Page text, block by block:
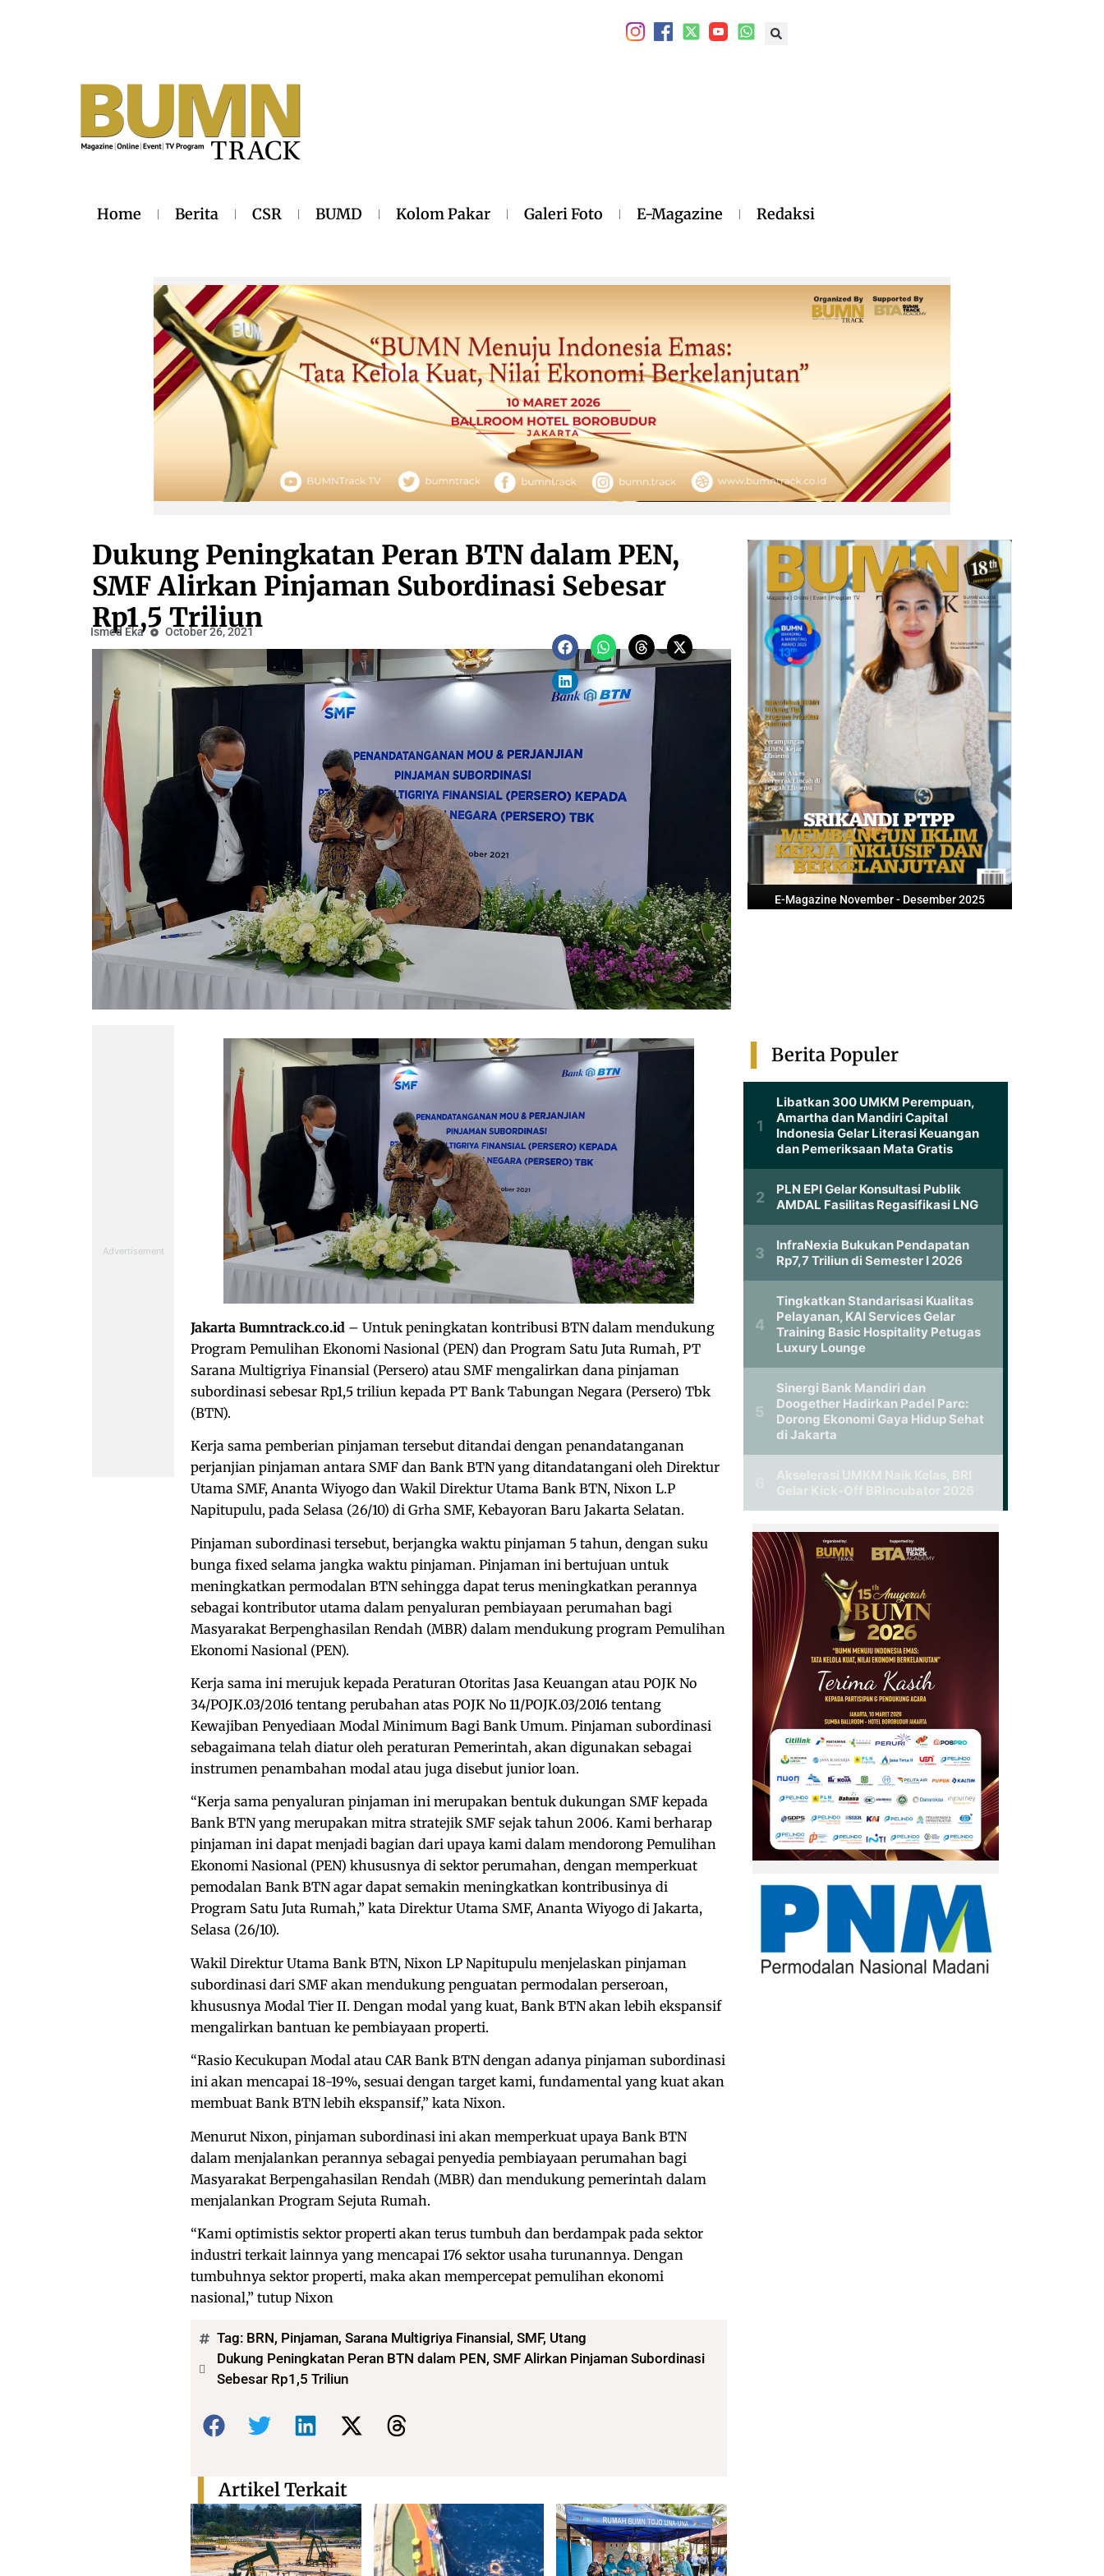
Home Berita CSR BUMD Kolom Pakar Galeri Foto E-Magazine Redaksi
Dukung Peningkatan Peran BTN dalam PEN,
SMF Alirkan Pinjaman Subordinasi Sebesar
Rp1,5 Triliun
Ismed Eka October 26, 2021
E-Magazine November - Desember 2025
Jakarta Bumntrack.co.id – Untuk peningkatan kontribusi BTN dalam mendukung
Program Pemulihan Ekonomi Nasional (PEN) dan Program Satu Juta Rumah, PT
Sarana Multigriya Finansial (Persero) atau SMF mengalirkan dana pinjaman
subordinasi sebesar Rp1,5 triliun kepada PT Bank Tabungan Negara (Persero) Tbk
(BTN).
Kerja sama pemberian pinjaman tersebut ditandai dengan penandatanganan
perjanjian pinjaman antara SMF dan Bank BTN yang ditandatangani oleh Direktur
Utama SMF, Ananta Wiyogo dan Wakil Direktur Utama Bank BTN, Nixon L.P
Napitupulu, pada Selasa (26/10) di Grha SMF, Kebayoran Baru Jakarta Selatan.
Pinjaman subordinasi tersebut, berjangka waktu pinjaman 5 tahun, dengan suku
bunga fixed selama jangka waktu pinjaman. Pinjaman ini bertujuan untuk
meningkatkan permodalan BTN sehingga dapat terus meningkatkan perannya
sebagai kontributor utama dalam penyaluran pembiayaan perumahan bagi
Masyarakat Berpenghasilan Rendah (MBR) dalam mendukung program Pemulihan
Ekonomi Nasional (PEN).
Kerja sama ini merujuk kepada Peraturan Otoritas Jasa Keuangan atau POJK No
34/POJK.03/2016 tentang perubahan atas POJK No 11/POJK.03/2016 tentang
Kewajiban Penyediaan Modal Minimum Bagi Bank Umum. Pinjaman subordinasi
sebagaimana telah diatur oleh peraturan Pemerintah, akan digunakan sebagai
instrumen penambahan modal atau juga disebut junior loan.
“Kerja sama penyaluran pinjaman ini merupakan bentuk dukungan SMF kepada
Bank BTN yang merupakan mitra stratejik SMF sejak tahun 2006. Kami berharap
pinjaman ini dapat menjadi bagian dari upaya kami dalam mendorong Pemulihan
Ekonomi Nasional (PEN) khususnya di sektor perumahan, dengan memperkuat
pemodalan Bank BTN agar dapat semakin meningkatkan kontribusinya di
Program Satu Juta Rumah,” kata Direktur Utama SMF, Ananta Wiyogo di Jakarta,
Selasa (26/10).
Wakil Direktur Utama Bank BTN, Nixon LP Napitupulu menjelaskan pinjaman
subordinasi dari SMF akan mendukung penguatan permodalan perseroan,
khususnya Modal Tier II. Dengan modal yang kuat, Bank BTN akan lebih ekspansif
mengalirkan bantuan ke pembiayaan properti.
“Rasio Kecukupan Modal atau CAR Bank BTN dengan adanya pinjaman subordinasi
ini akan mencapai 18-19%, sesuai dengan target kami, fundamental yang kuat akan
membuat Bank BTN lebih ekspansif,” kata Nixon.
Menurut Nixon, pinjaman subordinasi ini akan memperkuat upaya Bank BTN
dalam menjalankan perannya sebagai penyedia pembiayaan perumahan bagi
Masyarakat Berpengahasilan Rendah (MBR) dan mendukung pemerintah dalam
menjalankan Program Sejuta Rumah.
“Kami optimistis sektor properti akan terus tumbuh dan berdampak pada sektor
industri terkait lainnya yang mencapai 176 sektor usaha turunannya. Dengan
tumbuhnya sektor properti, maka akan mempercepat pemulihan ekonomi
nasional,” tutup Nixon
Tag: BRN, Pinjaman, Sarana Multigriya Finansial , SMF, Utang
Dukung Peningkatan Peran BTN dalam PEN, SMF Alirkan Pinjaman Subordinasi
Sebesar Rp1,5 Triliun
Bagikan:
Artikel Terkait
Berita Populer